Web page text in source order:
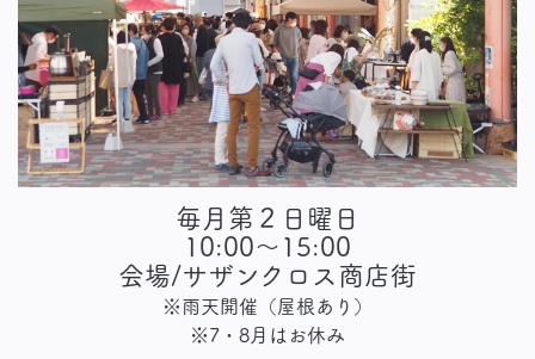
毎月第２日曜日
10:00～15:00
会場/サザンクロス商店街
※雨天開催（屋根あり）
※7・8月はお休み